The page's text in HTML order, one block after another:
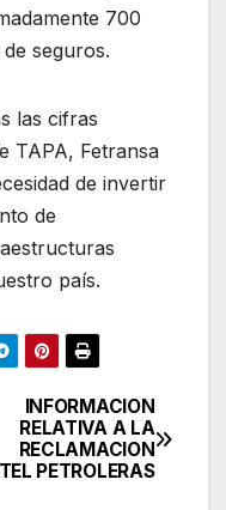
700
seguros.
las cifras
TAPA, Fetransa
de invertir
de
país.
INFORMACION
RELATIVA A LA
RECLAMACION
PETROLERAS